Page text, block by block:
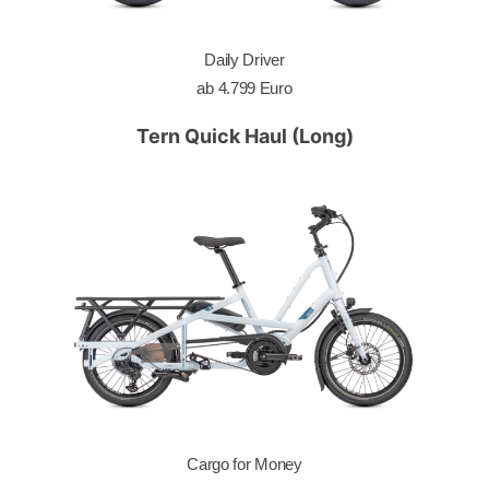
Daily Driver
ab 4.799 Euro
Tern Quick Haul (Long)
Cargo for Money